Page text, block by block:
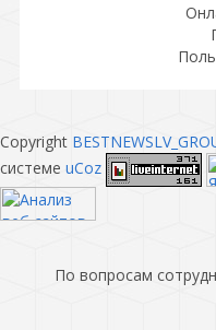
Copyright
системе uCoz
По вопросам